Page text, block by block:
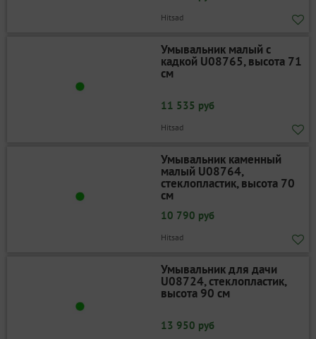
Hitsad
Умывальник малый с
кадкой U08765, высота 71
см
11 535 руб
Hitsad
Умывальник каменный
малый U08764,
стеклопластик, высота 70
см
10 790 руб
Hitsad
Умывальник для дачи
U08724, стеклопластик,
высота 90 см
13 950 руб